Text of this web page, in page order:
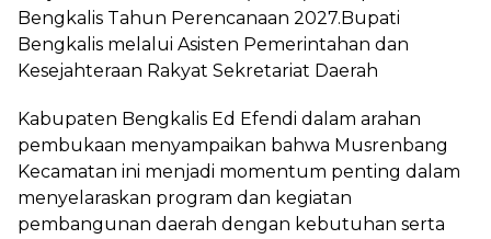
Bengkalis Tahun Perencanaan 2027.Bupati
Bengkalis melalui Asisten Pemerintahan dan
Kesejahteraan Rakyat Sekretariat Daerah
Kabupaten Bengkalis Ed Efendi dalam arahan
pembukaan menyampaikan bahwa Musrenbang
Kecamatan ini menjadi momentum penting dalam
menyelaraskan program dan kegiatan
pembangunan daerah dengan kebutuhan serta